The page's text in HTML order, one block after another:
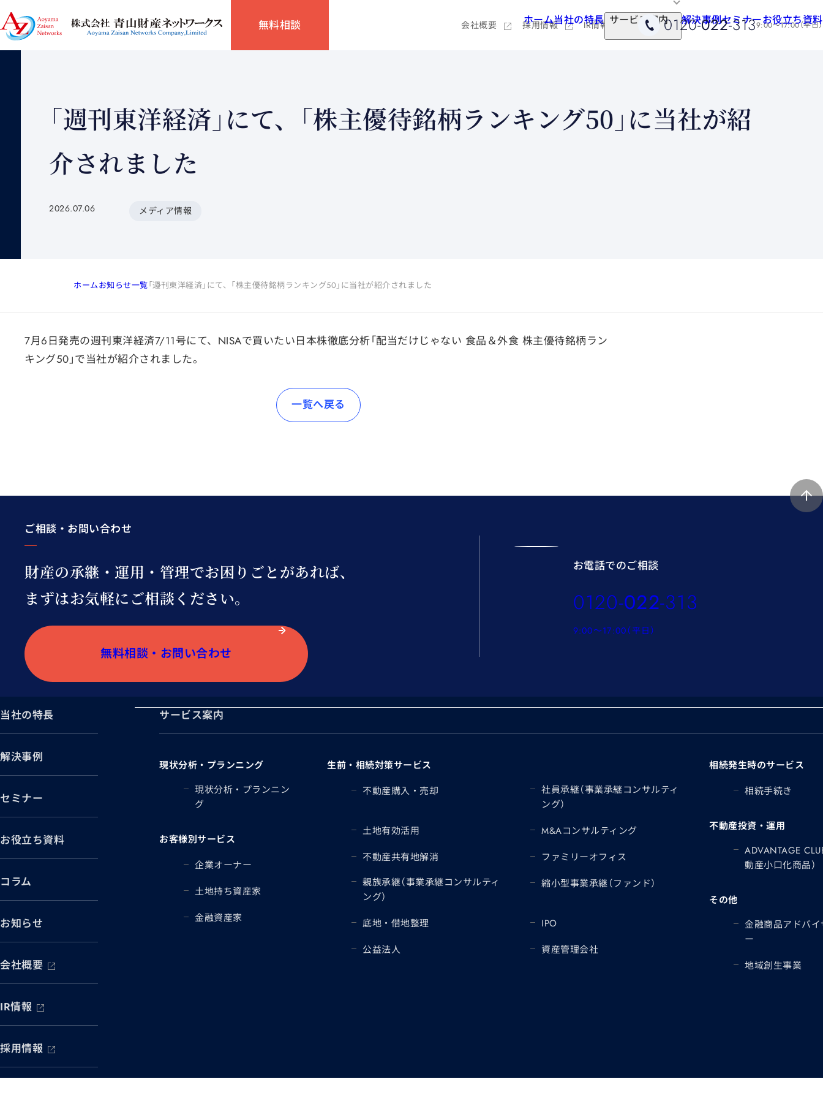
ホーム当社の特長 サービス案内 解決事例セミナーお役立ち資料
会社概要 採用情報 IR情報 0120-022-3139:00～17:00（平日）
無料相談
ホームお知らせ一覧「週刊東洋経済」にて、「株主優待銘柄ランキング50」に当社が紹介されました
「週刊東洋経済」にて、「株主優待銘柄ランキング50」に当社が紹
介されました
2026.07.06 メディア情報
7月6日発売の週刊東洋経済7/11号にて、NISAで買いたい日本株徹底分析「配当だけじゃない 食品＆外食 株主優待銘柄ラン
キング50」で当社が紹介されました。
一覧へ戻る
ご相談・お問い合わせ
財産の承継・運用・管理でお困りごとがあれば、
まずはお気軽にご相談ください。
無料相談・お問い合わせ
お電話でのご相談
0120-022-313
9:00～17:00（平日）
当社の特長
解決事例
セミナー
お役立ち資料
コラム
お知らせ
会社概要
IR情報
採用情報
サービス案内
現状分析・プランニング
現状分析・プランニン
グ
お客様別サービス
企業オーナー
土地持ち資産家
金融資産家
生前・相続対策サービス
不動産購入・売却
社員承継（事業承継コンサルティ
ング）
土地有効活用
M&Aコンサルティング
不動産共有地解消
ファミリーオフィス
親族承継（事業承継コンサルティ
ング）
縮小型事業承継（ファンド）
底地・借地整理
IPO
公益法人
資産管理会社
相続発生時のサービス
相続手続き
不動産投資・運用
ADVANTAGE
動産小口化商品）
その他
金融商品アドバ
ー
地域創生事業